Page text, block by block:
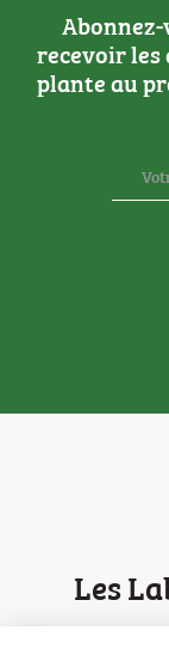
recevoir
plante au
Les